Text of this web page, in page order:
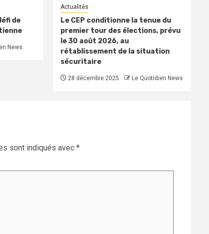
de
News
Actualités
Le CEP conditionne la tenue du
premier tour des élections, prévu
le 30 août 2026, au
rétablissement de la situation
sécuritaire
28 décembre 2025 Le Quotidien News
sont indiqués avec *